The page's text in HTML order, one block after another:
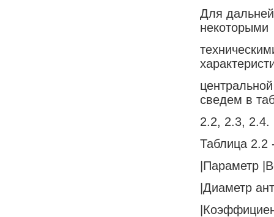
Для
некоторыми
сведем в
2.2, 2.3, 2.4.
Таблица 2.2
|Параметр
|Диаметр